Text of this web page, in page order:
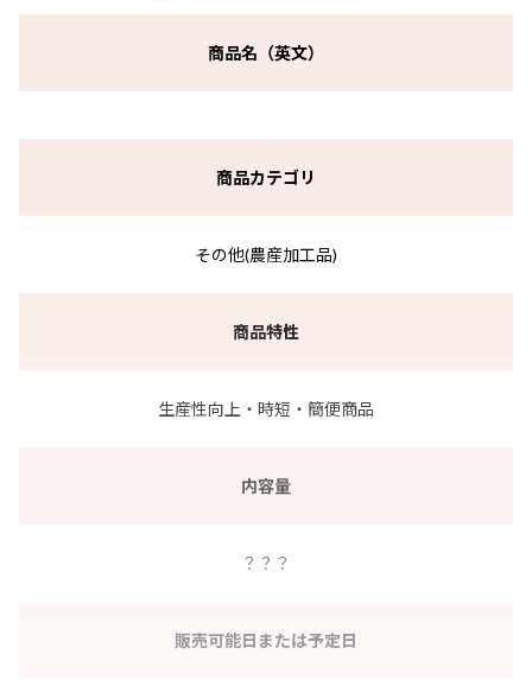
商品名（英文）
商品カテゴリ
その他(農産加工品)
商品特性
生産性向上・時短・簡便商品
内容量
？？？
販売可能日または予定日